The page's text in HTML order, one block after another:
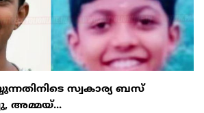
സ്വകാര്യ ബസ്
അമ്മയ്...